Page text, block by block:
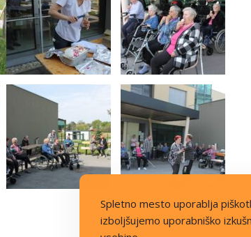
Spletno mesto uporablja
izboljšujemo uporabniško